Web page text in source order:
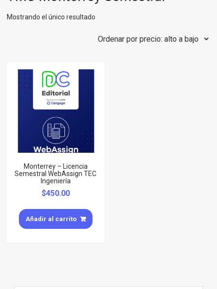
Mostrando el único resultado
Monterrey – Licencia
Semestral WebAssign TEC
Ingeniería
$450.00
Añadir al carrito